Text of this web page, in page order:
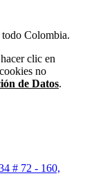
todo Colombia.
clic en
no
de Datos.
# 72 - 160,